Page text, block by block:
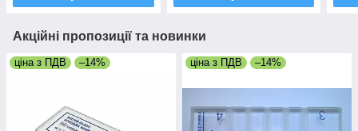
Акційні пропозиції та новинки
ціна з ПДВ –14% ціна з ПДВ –14%